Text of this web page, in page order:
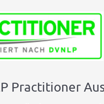
Practitioner